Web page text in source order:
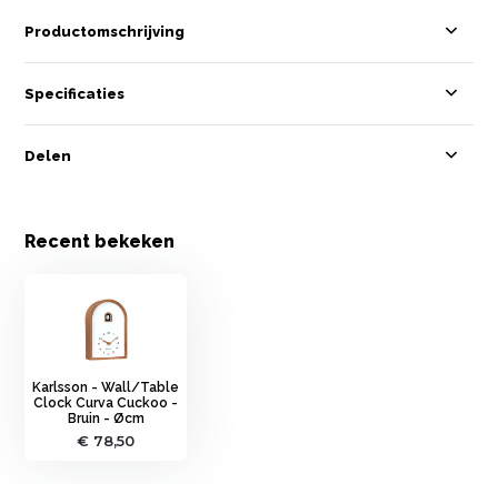
Productomschrijving
Specificaties
Delen
Recent bekeken
Karlsson - Wall/Table
Clock Curva Cuckoo -
Bruin - Øcm
€ 78,50